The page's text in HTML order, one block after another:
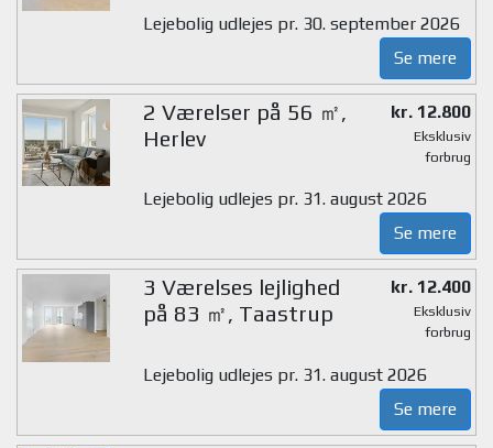
Lejebolig udlejes pr. 30. september 2026
Se mere
2 Værelser på 56 ㎡,
Herlev
kr. 12.800
Eksklusiv
forbrug
Lejebolig udlejes pr. 31. august 2026
Se mere
3 Værelses lejlighed
på 83 ㎡, Taastrup
kr. 12.400
Eksklusiv
forbrug
Lejebolig udlejes pr. 31. august 2026
Se mere